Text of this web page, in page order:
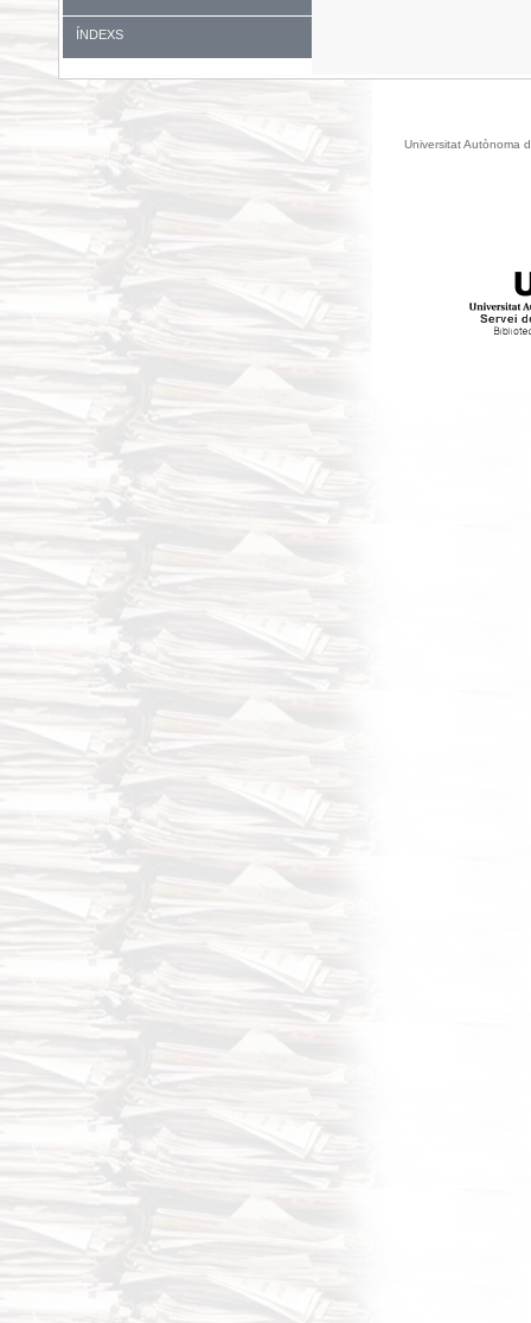
ÍNDEXS
Universitat Autònoma